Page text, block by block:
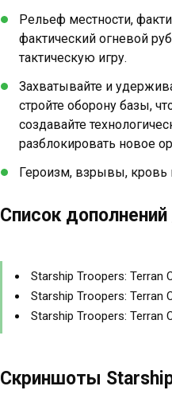
Рельеф местности,
фактический огневой
тактическую игру.
Захватывайте и
стройте оборону базы,
создавайте
разблокировать новое
Героизм, взрывы,
Список дополнений
Starship Troopers: Terran
Starship Troopers: Terran
Starship Troopers: Terran
Скриншоты